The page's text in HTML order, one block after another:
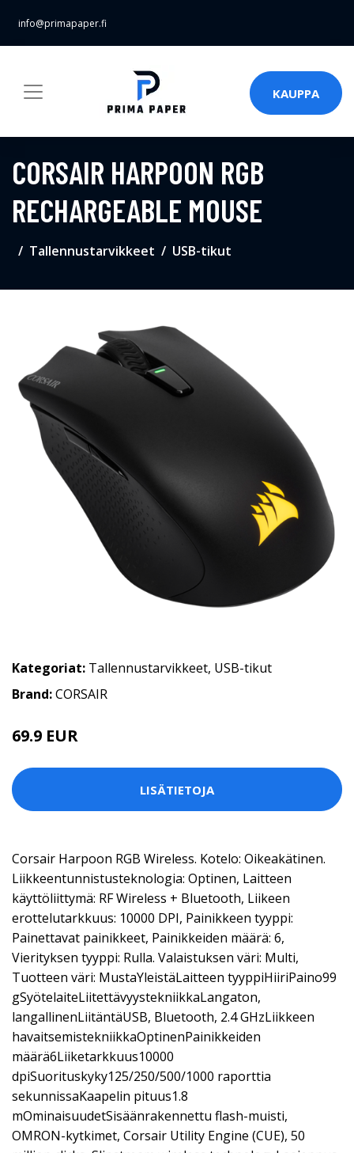
info@primapaper.fi
KAUPPA
CORSAIR HARPOON RGB
RECHARGEABLE MOUSE
Tallennustarvikkeet USB-tikut
Kategoriat: Tallennustarvikkeet, USB-tikut
Brand:CORSAIR
69.9 EUR
LISÄTIETOJA
Corsair Harpoon RGB Wireless. Kotelo: Oikeakätinen.
Liikkeentunnistusteknologia: Optinen, Laitteen
käyttöliittymä: RF Wireless + Bluetooth, Liikeen
erottelutarkkuus: 10000 DPI, Painikkeen tyyppi:
Painettavat painikkeet, Painikkeiden määrä: 6,
Vierityksen tyyppi: Rulla. Valaistuksen väri: Multi,
Tuotteen väri: MustaYleistäLaitteen tyyppiHiiriPaino99
gSyötelaiteLiitettävyystekniikkaLangaton,
langallinenLiitäntäUSB, Bluetooth, 2.4 GHzLiikkeen
havaitsemistekniikkaOptinenPainikkeiden
määrä6Liiketarkkuus10000
dpiSuorituskyky125/250/500/1000 raporttia
sekunnissaKaapelin pituus1.8
mOminaisuudetSisäänrakennettu flash-muisti,
OMRON-kytkimet, Corsair Utility Engine (CUE), 50